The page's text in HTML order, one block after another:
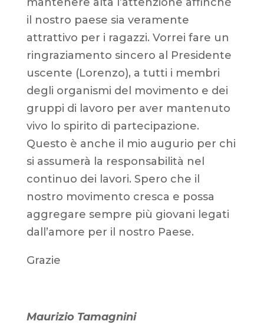
mantenere alta l’attenzione affinché
il nostro paese sia veramente
attrattivo per i ragazzi. Vorrei fare un
ringraziamento sincero al Presidente
uscente (Lorenzo), a tutti i membri
degli organismi del movimento e dei
gruppi di lavoro per aver mantenuto
vivo lo spirito di partecipazione.
Questo è anche il mio augurio per chi
si assumerà la responsabilità nel
continuo dei lavori. Spero che il
nostro movimento cresca e possa
aggregare sempre più giovani legati
dall’amore per il nostro Paese.
Grazie
Maurizio Tamagnini